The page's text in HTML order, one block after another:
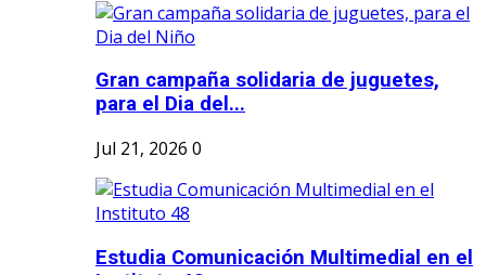
Gran campaña solidaria de juguetes,
para el Dia del...
Jul 21, 2026 0
Estudia Comunicación Multimedial en el